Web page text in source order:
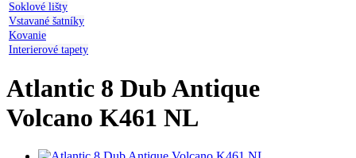
Soklové lišty
Vstavané šatníky
Kovanie
Interierové tapety
Atlantic 8 Dub Antique
Volcano K461 NL